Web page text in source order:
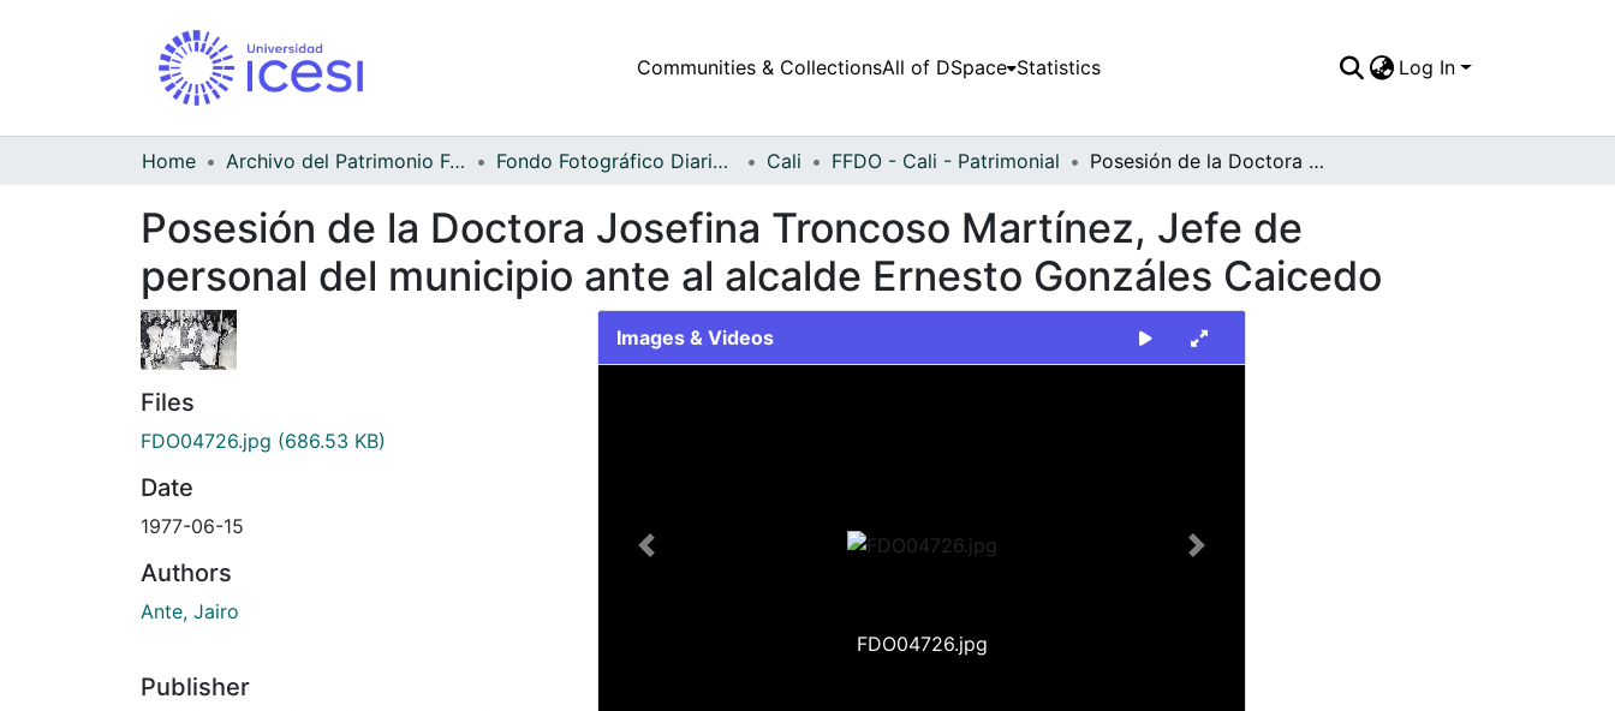
Communities & CollectionsAll of DSpace Statistics Log In
Home Archivo del Patrimonio Fotográfico y Fílmico del Valle del Cauca Fondo Fotográfico Diario Occidente Cali FFDO - Cali - Patrimonial Posesión de la Doctora Josefina Troncoso Martínez, Jefe de personal del municipio ante al alcalde Ernesto Gonzáles Caicedo
Posesión de la Doctora Josefina Troncoso Martínez, Jefe de
personal del municipio ante al alcalde Ernesto Gonzáles Caicedo
Files
FDO04726.jpg (686.53 KB)
Date
1977-06-15
Authors
Ante, Jairo
Publisher
Images & Videos
FDO04726.jpg
Previous Next